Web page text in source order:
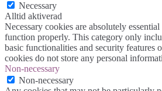
Necessary
Alltid aktiverad
Necessary cookies are absolutely
function properly. This category only
basic functionalities and security features
cookies do not store any personal
Non-necessary
Non-necessary